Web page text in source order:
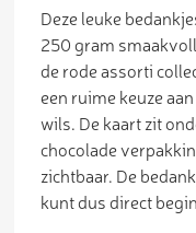
Deze leuke
250 gram
de rode assorti
een ruime keuze
wils. De kaart zit
chocolade
zichtbaar. De
kunt dus direct